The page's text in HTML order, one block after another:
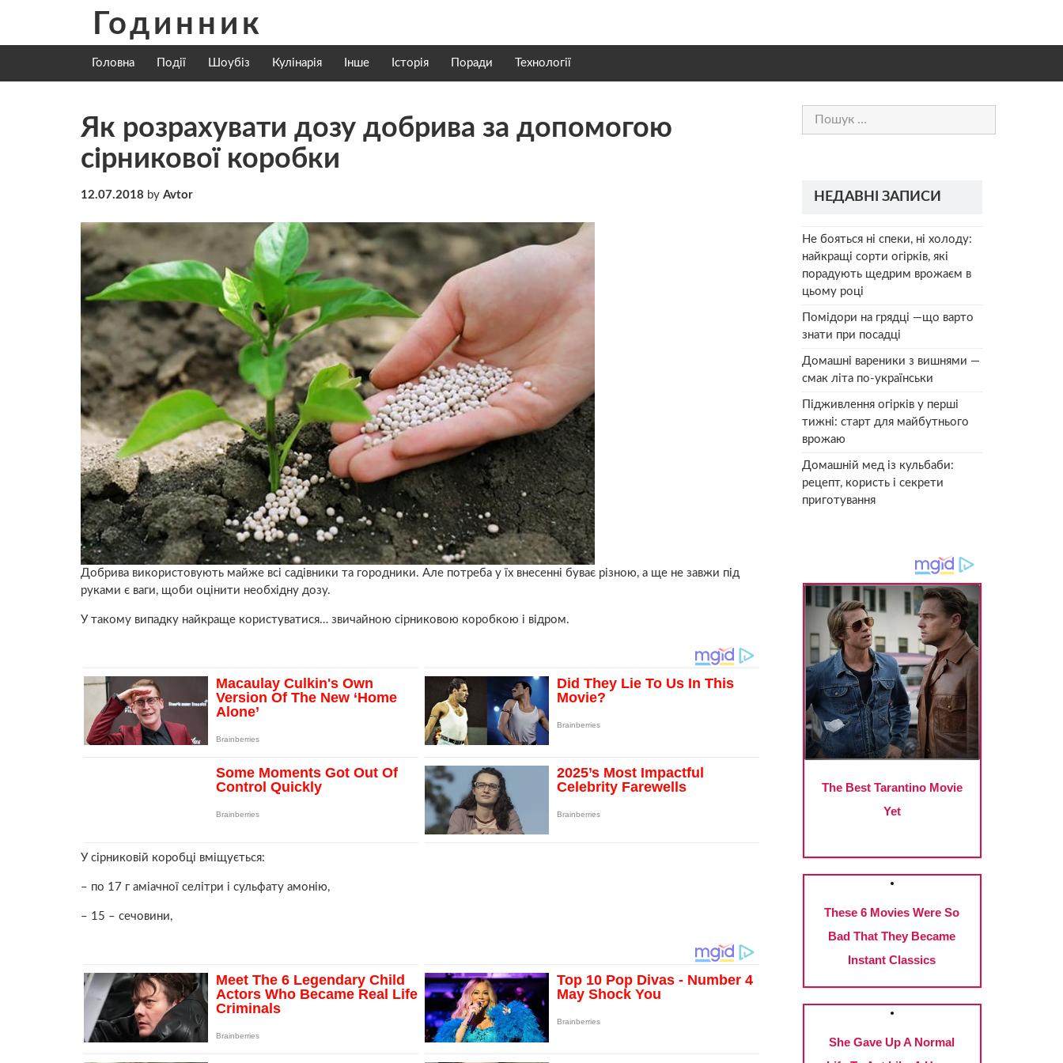
content
Годинник
Головна Події Шоубіз Кулінарія Інше Історія Поради Технології
Як розрахувати дозу добрива за допомогою
сірникової коробки
12.07.2018 by Avtor
Добрива використовують майже всі садівники та городники. Але потреба у їх внесенні буває різною, а ще не завжи під
руками є ваги, щоби оцінити необхідну дозу.
У такому випадку найкраще користуватися… звичайною сірниковою коробкою і відром.
У сірниковій коробці вміщується:
– по 17 г аміачної селітри і сульфату амонію,
– 15 – сечовини,
Пошук:
НЕДАВНІ ЗАПИСИ
Не бояться ні спеки, ні холоду:
найкращі сорти огірків, які
порадують щедрим врожаєм в
цьому році
Помідори на грядці —що варто
знати при посадці
Домашні вареники з вишнями —
смак літа по-українськи
Підживлення огірків у перші
тижні: старт для майбутнього
врожаю
Домашній мед із кульбаби:
рецепт, користь і секрети
приготування